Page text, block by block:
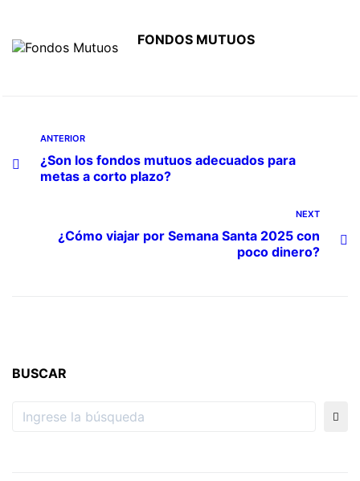
FONDOS MUTUOS
ANTERIOR
¿Son los fondos mutuos adecuados para
metas a corto plazo?
NEXT
¿Cómo viajar por Semana Santa 2025 con
poco dinero?
BUSCAR